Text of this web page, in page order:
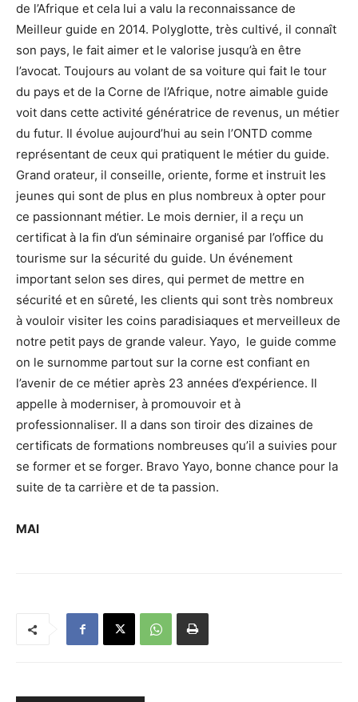
de l’Afrique et cela lui a valu la reconnaissance de
Meilleur guide en 2014. Polyglotte, très cultivé, il connaît
son pays, le fait aimer et le valorise jusqu’à en être
l’avocat. Toujours au volant de sa voiture qui fait le tour
du pays et de la Corne de l’Afrique, notre aimable guide
voit dans cette activité génératrice de revenus, un métier
du futur. Il évolue aujourd’hui au sein l’ONTD comme
représentant de ceux qui pratiquent le métier du guide.
Grand orateur, il conseille, oriente, forme et instruit les
jeunes qui sont de plus en plus nombreux à opter pour
ce passionnant métier. Le mois dernier, il a reçu un
certificat à la fin d’un séminaire organisé par l’office du
tourisme sur la sécurité du guide. Un événement
important selon ses dires, qui permet de mettre en
sécurité et en sûreté, les clients qui sont très nombreux
à vouloir visiter les coins paradisiaques et merveilleux de
notre petit pays de grande valeur. Yayo, le guide comme
on le surnomme partout sur la corne est confiant en
l’avenir de ce métier après 23 années d’expérience. Il
appelle à moderniser, à promouvoir et à
professionnaliser. Il a dans son tiroir des dizaines de
certificats de formations nombreuses qu’il a suivies pour
se former et se forger. Bravo Yayo, bonne chance pour la
suite de ta carrière et de ta passion.
MAI